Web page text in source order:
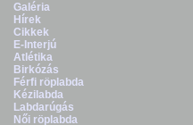
Galéria
Hírek
Cikkek
E-Interjú
Atlétika
Birkózás
Férfi röplabda
Kézilabda
Labdarúgás
Női röplabda